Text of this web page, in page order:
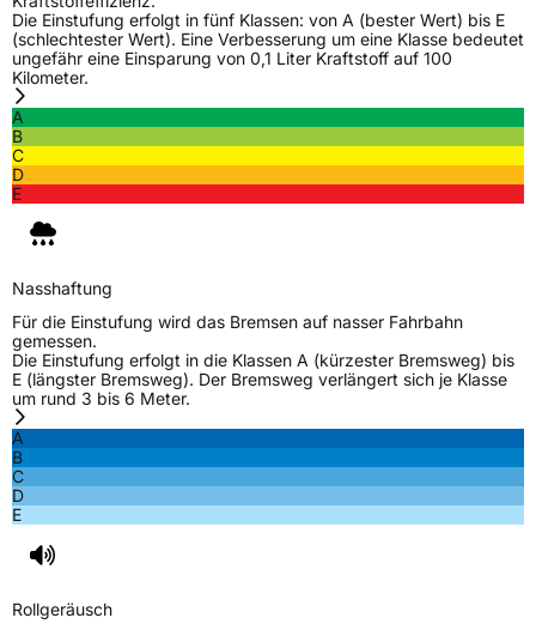
Allgemeine Produktsicherheit (GPSR)
HerstellerkontaktLinglong Germany GmbH, Bahnhofstraße 8
LLG_info@linglong.cn
Die Einstufung erfolgt in fünf Klassen: von A (bester Wert) bis E
(schlechtester Wert). Eine Verbesserung um eine Klasse bedeutet
ungefähr eine Einsparung von 0,1 Liter Kraftstoff auf 100
Kilometer.
A
B
C
D
E
Nasshaftung
Für die Einstufung wird das Bremsen auf nasser Fahrbahn
gemessen.
Die Einstufung erfolgt in die Klassen A (kürzester Bremsweg) bis
E (längster Bremsweg). Der Bremsweg verlängert sich je Klasse
um rund 3 bis 6 Meter.
A
B
C
D
E
Rollgeräusch